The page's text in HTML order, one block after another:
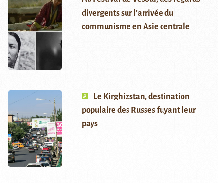
divergents sur l’arrivée du
communisme en Asie centrale
Le Kirghizstan, destination
populaire des Russes fuyant leur
pays